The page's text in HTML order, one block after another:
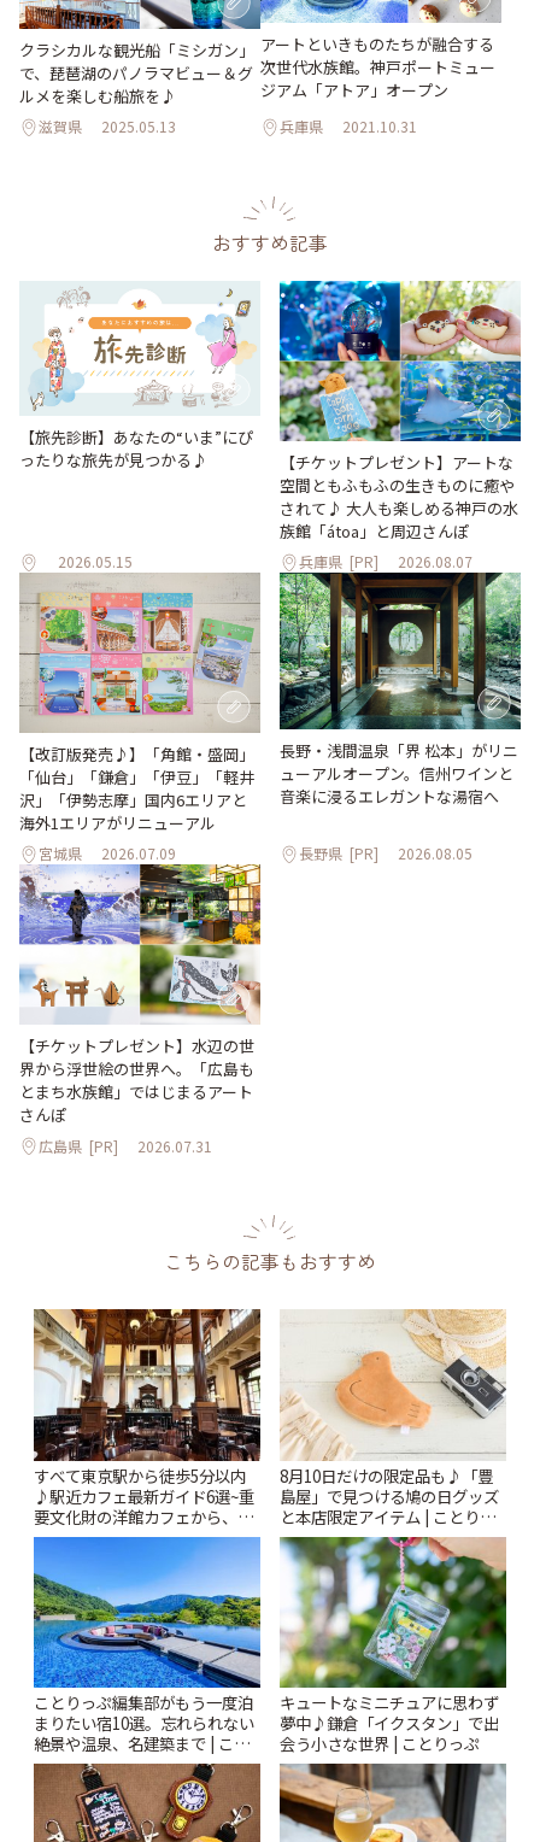
クラシカルな観光船「ミシガン」
で、琵琶湖のパノラマビュー＆グ
ルメを楽しむ船旅を♪
滋賀県 2025.05.13
アートといきものたちが融合する
次世代水族館。神戸ポートミュー
ジアム「アトア」オープン
兵庫県 2021.10.31
おすすめ記事
【旅先診断】あなたの“いま”にぴ
ったりな旅先が見つかる♪
2026.05.15
【チケットプレゼント】アートな
空間ともふもふの生きものに癒や
されて♪ 大人も楽しめる神戸の水
族館「átoa」と周辺さんぽ
兵庫県 [PR] 2026.08.07
【改訂版発売♪】「角館・盛岡」
「仙台」「鎌倉」「伊豆」「軽井
沢」「伊勢志摩」国内6エリアと
海外1エリアがリニューアル
宮城県 2026.07.09
長野・浅間温泉「界 松本」がリニ
ューアルオープン。信州ワインと
音楽に浸るエレガントな湯宿へ
長野県 [PR] 2026.08.05
【チケットプレゼント】水辺の世
界から浮世絵の世界へ。「広島も
とまち水族館」ではじまるアート
さんぽ
広島県 [PR] 2026.07.31
こちらの記事もおすすめ
すべて東京駅から徒歩5分以内
♪駅近カフェ最新ガイド6選~重
要文化財の洋館カフェから、改
札すぐのレトロ喫茶まで~ | こと
8月10日だけの限定品も♪「豊
島屋」で見つける鳩の日グッズ
と本店限定アイテム | ことりっ
ぷ
ことりっぷ編集部がもう一度泊
まりたい宿10選。忘れられない
絶景や温泉、名建築まで | こと
りっぷ
キュートなミニチュアに思わず
夢中♪鎌倉「イクスタン」で出
会う小さな世界 | ことりっぷ